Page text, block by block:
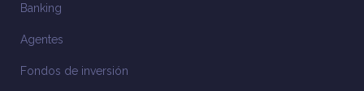
Banking
Agentes
Fondos de inversión